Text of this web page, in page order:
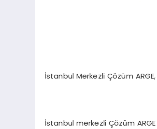
İstanbul Merkezli Çözüm
İstanbul merkezli Çözüm